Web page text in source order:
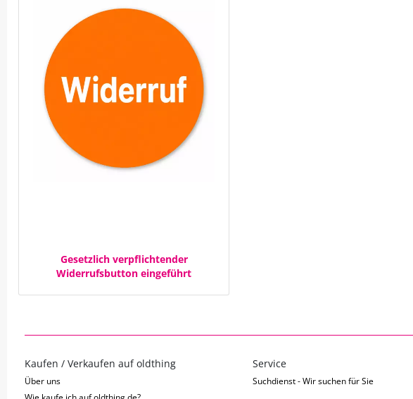
Gesetzlich verpflichtender
Widerrufsbutton eingeführt
Kaufen / Verkaufen auf oldthing
Über uns
Service
Suchdienst - Wir suchen für Sie